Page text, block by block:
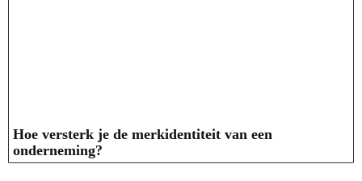
Hoe versterk je de merkidentiteit van een
onderneming?